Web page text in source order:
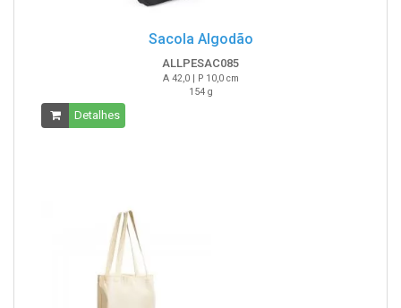
Sacola Algodão
ALLPESAC085
A 42,0 | P 10,0 cm
154 g
Detalhes